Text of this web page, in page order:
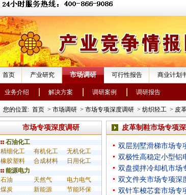
首页 产业研究 市场调研 可行性报告 商业计划
业务介绍 解决方案 调研案例 调研报告
您的位置: 首页 > 市场调研 > 市场专项深度调研 > 纺织轻工 > 皮
市场专项深度调研
石油化工
精细化工
有机化工
无机化工
橡胶塑料
合成材料
日用化工
能源电力
石油
天然气
电力电气
煤炭
新能源
节能环保
皮革制鞋市场专项
双层别墅滑梯市场专
双极性高稳定小型铝
双盘搅拌冷却机市场
双文件夹市场专项深
双针车梭芯套市场专